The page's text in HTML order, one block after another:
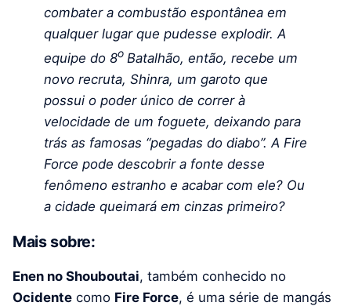
combater a combustão espontânea em
qualquer lugar que pudesse explodir. A
equipe do 8o Batalhão, então, recebe um
novo recruta, Shinra, um garoto que
possui o poder único de correr à
velocidade de um foguete, deixando para
trás as famosas “pegadas do diabo”. A Fire
Force pode descobrir a fonte desse
fenômeno estranho e acabar com ele? Ou
a cidade queimará em cinzas primeiro?
Mais sobre:
Enen no Shouboutai, também conhecido no
Ocidente como Fire Force, é uma série de mangás